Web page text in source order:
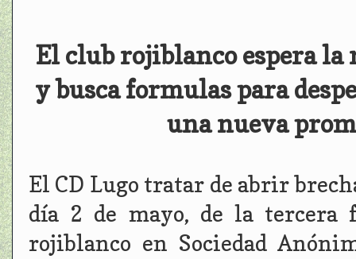
El club rojiblanco espera la
y busca formulas para
una nueva
El CD Lugo tratar de abrir
día 2 de mayo, de la tercera
rojiblanco en Sociedad